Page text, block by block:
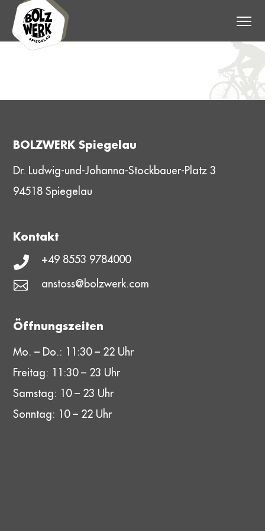
VERLEIH
EVENTS
DAS BOLZWERK
ONLINE SHOP
SOCCERHALLE BUCHEN
BOLZWERK Spiegelau
Dr. Ludwig-und-Johanna-Stockbauer-Platz 3
94518 Spiegelau
Kontakt
 +49 8553 9784000
 anstoss@bolzwerk.com
Öffnungszeiten
Mo. – Do.: 11:30 – 22 Uhr
Freitag: 11:30 – 23 Uhr
Samstag: 10 – 23 Uhr
Sonntag: 10 – 22 Uhr